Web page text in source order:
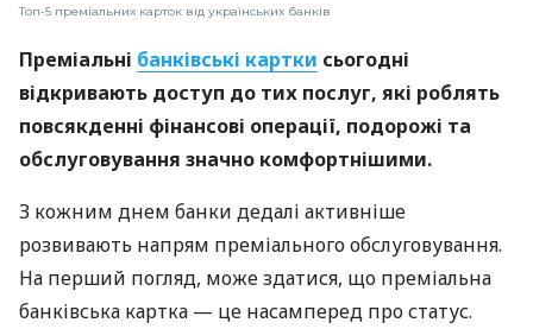
Топ-5 преміальних карток від українських банків
Преміальні банківські картки сьогодні
відкривають доступ до тих послуг, які роблять
повсякденні фінансові операції, подорожі та
обслуговування значно комфортнішими.
З кожним днем банки дедалі активніше
розвивають напрям преміального обслуговування.
На перший погляд, може здатися, що преміальна
банківська картка — це насамперед про статус.